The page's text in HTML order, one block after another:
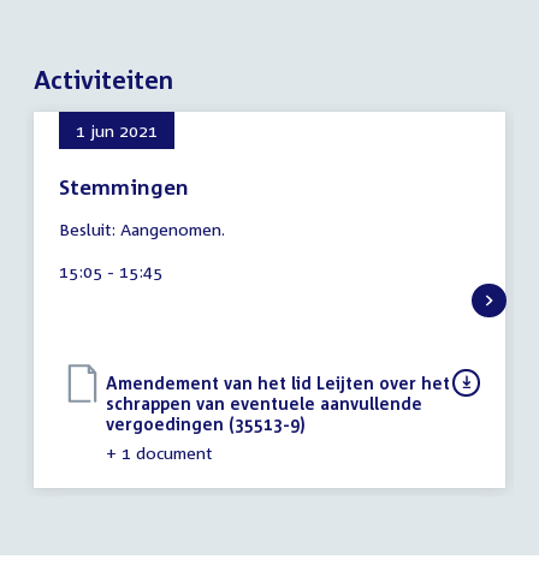
Activiteiten
1 jun 2021
Stemmingen
augustus
2026
Besluit: Aangenomen.
Tijd
15:05 - 15:45
Download
bestand:
Amendement van het lid Leijten over het
schrappen van eventuele aanvullende
vergoedingen (35513-9)
+ 1 document